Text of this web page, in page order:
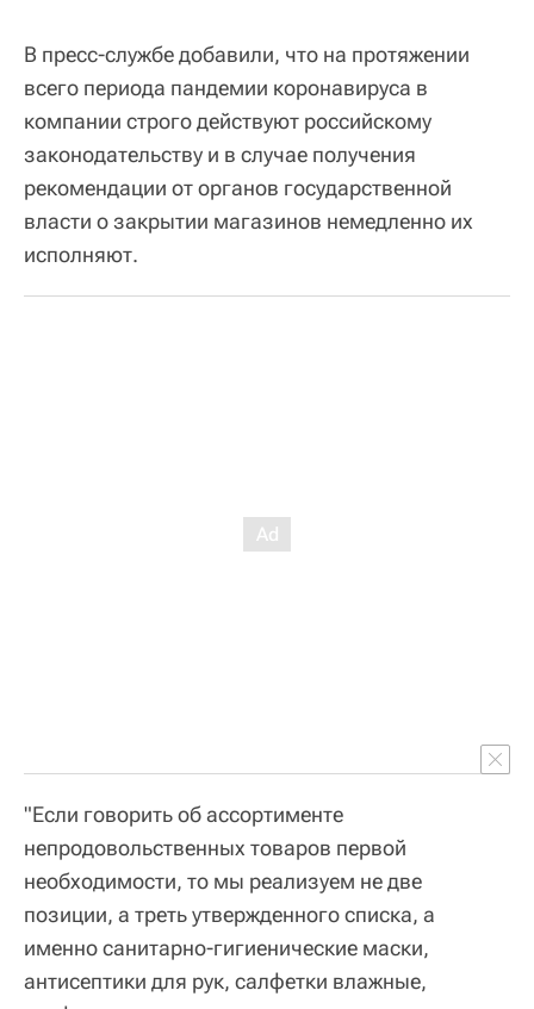
В пресс-службе добавили, что на протяжении
всего периода пандемии коронавируса в
компании строго действуют российскому
законодательству и в случае получения
рекомендации от органов государственной
власти о закрытии магазинов немедленно их
исполняют.
"Если говорить об ассортименте
непродовольственных товаров первой
необходимости, то мы реализуем не две
позиции, а треть утвержденного списка, а
именно санитарно-гигиенические маски,
антисептики для рук, салфетки влажные,